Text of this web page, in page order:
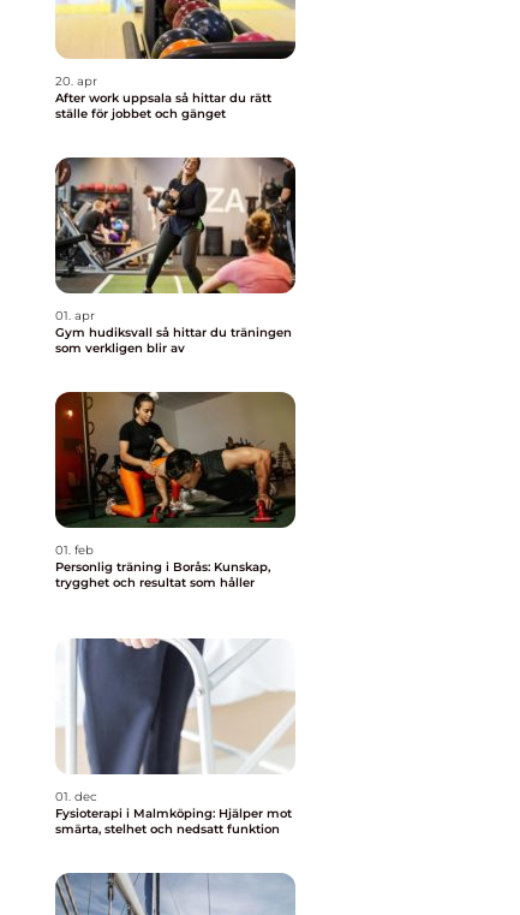
20. apr
After work uppsala så hittar du rätt
ställe för jobbet och gänget
01. apr
Gym hudiksvall så hittar du träningen
som verkligen blir av
01. feb
Personlig träning i Borås: Kunskap,
trygghet och resultat som håller
01. dec
Fysioterapi i Malmköping: Hjälper mot
smärta, stelhet och nedsatt funktion